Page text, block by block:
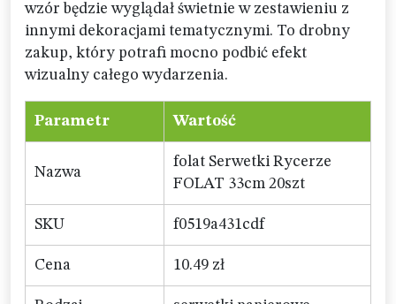
wzór będzie wyglądał świetnie w zestawieniu z
innymi dekoracjami tematycznymi. To drobny
zakup, który potrafi mocno podbić efekt
wizualny całego wydarzenia.
Parametr Wartość
Nazwa
folat Serwetki Rycerze
FOLAT 33cm 20szt
SKU f0519a431cdf
Cena 10.49 zł